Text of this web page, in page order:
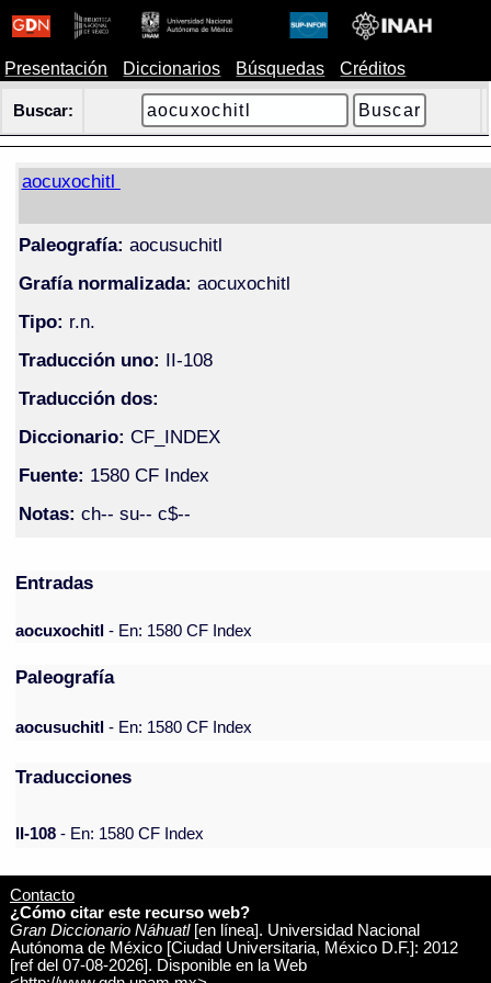
Presentación Diccionarios Búsquedas Créditos
Buscar:
aocuxochitl
Paleografía: aocusuchitl
Grafía normalizada: aocuxochitl
Tipo: r.n.
Traducción uno: II-108
Traducción dos:
Diccionario: CF_INDEX
Fuente: 1580 CF Index
Notas: ch-- su-- c$--
Entradas
aocuxochitl- En: 1580 CF Index
Paleografía
aocusuchitl - En: 1580 CF Index
Traducciones
II-108 - En: 1580 CF Index
Contacto
¿Cómo citar este recurso web?
Gran Diccionario Náhuatl[en línea]. Universidad Nacional
Autónoma de México [Ciudad Universitaria, México D.F.]: 2012
[ref del 07-08-2026]. Disponible en la Web